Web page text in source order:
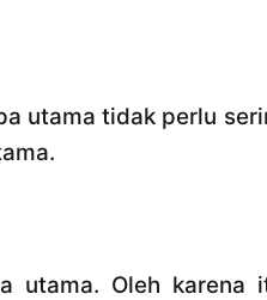
utama tidak perlu
utama. Oleh karena